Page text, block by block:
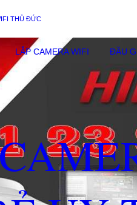
THỦ ĐỨC
LẮP CAMERA WIFI ĐẦU